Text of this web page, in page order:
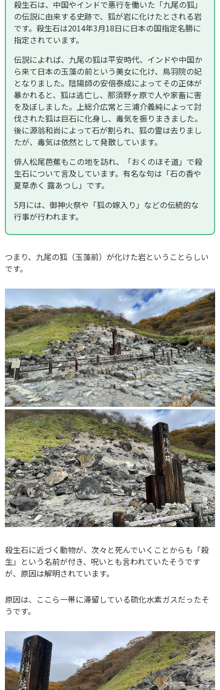
殺生石は、中国やインドで悪行を働いた「九尾の狐」
の伝説に由来する史跡で、狐が岩に化けたとされる岩
です。殺生石は2014年3月18日に日本の国指定名勝に
指定されています。
伝説によれば、九尾の狐は平安時代、インドや中国か
ら来て日本の玉藻の前という美女に化け、鳥羽院の妃
となりました。陰陽師の安倍泰成によってその正体が
暴かれると、狐は逃亡し、那須野ヶ原で人や家畜に害
を及ぼしました。上総介広常と三浦介義純によって討
伐された狐は巨石に化身し、毒気を振りまきました。
後に源翁和尚によって石が割られ、狐の霊は去りまし
たが、毒気は依然として発散しています。
俳人松尾芭蕉もこの地を訪れ、「おくのほそ道」で殺
生石について言及しています。有名な句は「石の香や
夏草赤く 露あつし」です。
5月には、御神火祭や「狐の嫁入り」などの伝統的な
行事が行われます。
つまり、九尾の狐（玉藻前）が化けた岩ということらしい
です。
殺生石に近づく動物が、次々と死んでいくことからも「殺
生」という名前が付き、呪いとも言われていたそうです
が、原因は解明されています。
原因は、ここら一帯に滞留している硫化水素ガスだったそ
うです。